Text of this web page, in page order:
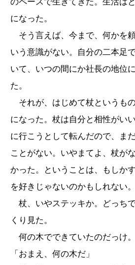
になった。
そう言えば、今まで、何かを
いう意識がない。自分の二本足
いて、いつの間にか社長の地位
た。
それが、はじめて杖というも
になった。杖は自分と相性がい
に行こうとして転んだので、ま
ことがない。いやまてよ、杖が
かった。ということは、もしか
を好きじゃないのかもしれない。
杖、いやステッキか。どっち
くり見た。
何の木でできていたのだっけ。
「おまえ、何の木だ」